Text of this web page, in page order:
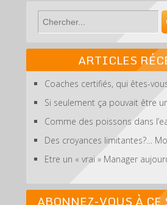
ARTICLES
Coaches certifiés, qui êtes-
Si seulement ça pouvait être
Comme des poissons dans
Des croyances limitantes?…
Etre un « vrai » Manager
ABONNEZ-VOUS À